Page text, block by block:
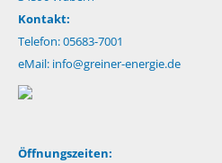
Kontakt:
Telefon: 05683-7001
eMail: info@greiner-energie.de
Öffnungszeiten: